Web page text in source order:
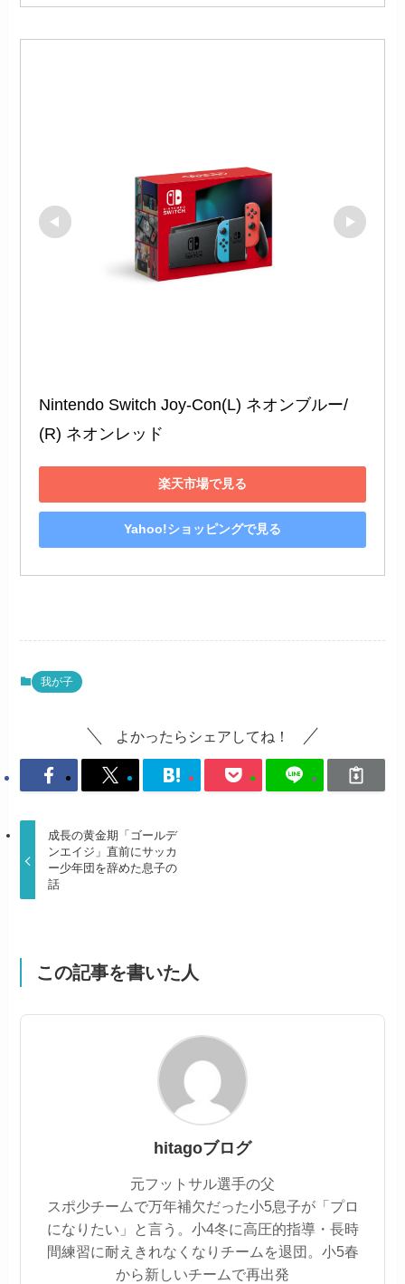
Nintendo Switch Joy-Con(L) ネオンブルー/
(R) ネオンレッド
楽天市場で見る
Yahoo!ショッピングで見る
我が子
よかったらシェアしてね！
成長の黄金期「ゴールデ
ンエイジ」直前にサッカ
ー少年団を辞めた息子の
話
この記事を書いた人
hitagoブログ
元フットサル選手の父
スポ少チームで万年補欠だった小5息子が「プロ
になりたい」と言う。小4冬に高圧的指導・長時
間練習に耐えきれなくなりチームを退団。小5春
から新しいチームで再出発